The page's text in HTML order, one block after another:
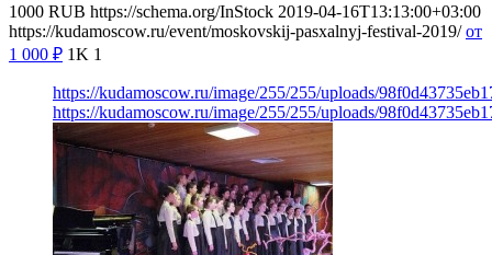
1000 RUB https://schema.org/InStock 2019-04-16T13:13:00+03:00
https://kudamoscow.ru/event/moskovskij-pasxalnyj-festival-2019/ от
1 000 ₽ 1K 1
https://kudamoscow.ru/image/255/255/uploads/
https://kudamoscow.ru/image/255/255/uploads/